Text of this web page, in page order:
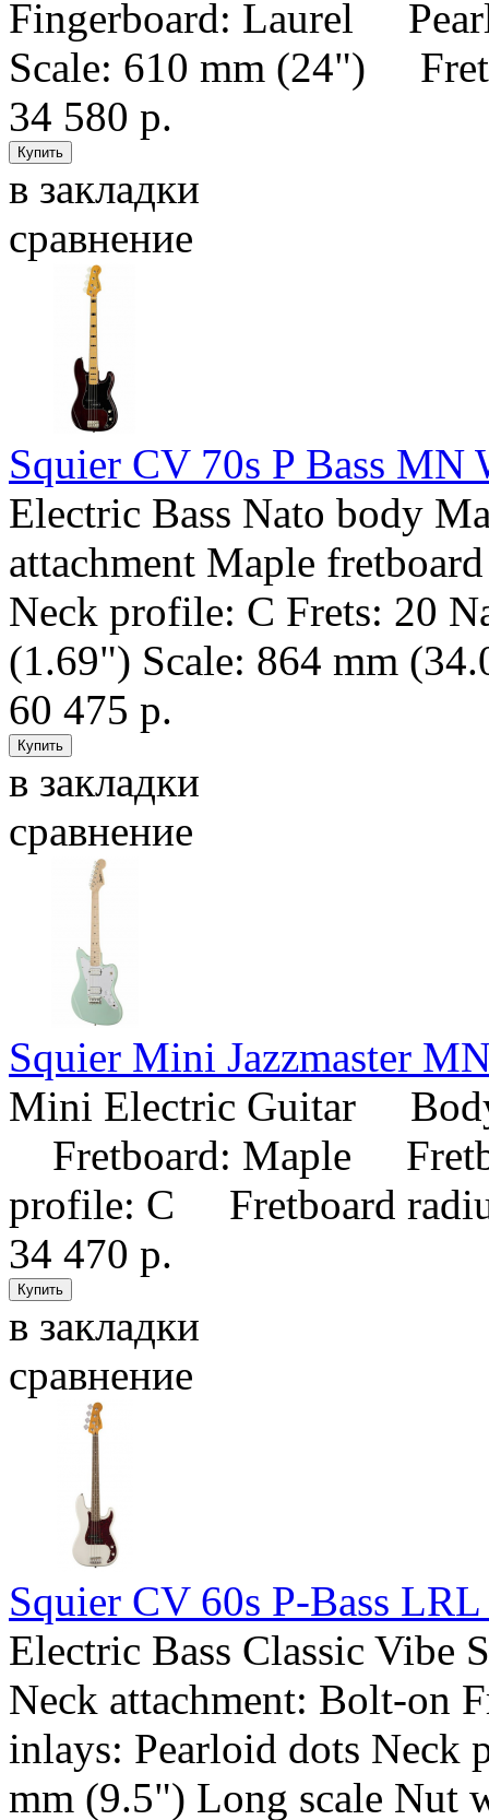
Fingerboard: Laurel
Scale: 610 mm (24")
34 580 р.
в закладки
сравнение
Squier CV 70s P Bass MN
Electric Bass Nato body
attachment Maple
Neck profile: C Frets: 20
(1.69") Scale: 864 mm
60 475 р.
в закладки
сравнение
Squier Mini Jazzmaster
Mini Electric Guitar
Fretboard: Maple
profile: C Fretboard
34 470 р.
в закладки
сравнение
Squier CV 60s P-Bass
Electric Bass Classic Vibe
Neck attachment: Bolt-on
inlays: Pearloid dots Neck
mm (9.5") Long scale Nut